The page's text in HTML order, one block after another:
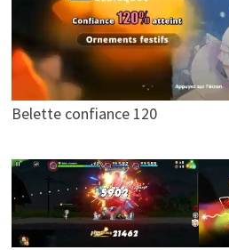
Belette confiance 120